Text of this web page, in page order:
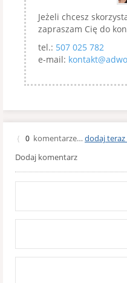
Jeżeli chcesz
zapraszam Cię do
tel.: 507 025 782
e-mail:
{ 0 komentarze… dodaj teraz
Dodaj komentarz